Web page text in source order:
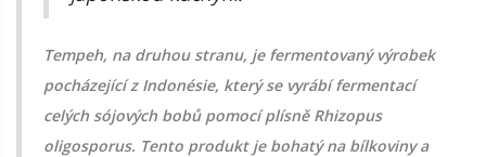
Tempeh, na druhou stranu, je fermentovaný výrobek
pocházející z Indonésie, který se vyrábí fermentací
celých sójových bobů pomocí plísně Rhizopus
oligosporus. Tento produkt je bohatý na bílkoviny a